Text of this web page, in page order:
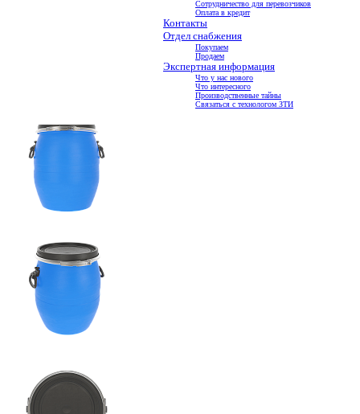
Сотрудничество для перевозчиков
Оплата в кредит
Контакты
Отдел снабжения
Покупаем
Продаем
Экспертная информация
Что у нас нового
Что интересного
Производственные тайны
Связаться с технологом ЗТИ